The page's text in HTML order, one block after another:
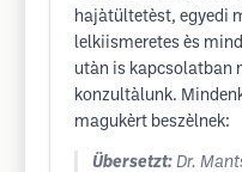
hajàtültetèst, egyedi
lelkiismeretes ès
utàn is kapcsolatban
konzultàlunk.
magukèrt beszèlnek:
Übersetzt: Dr.